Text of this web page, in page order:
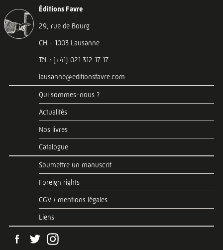
Éditions Favre
29, rue de Bourg
CH - 1003 Lausanne
Tél. : (+41) 021 312 17 17
lausanne@editionsfavre.com
Qui sommes-nous ?
Actualités
Nos livres
Catalogue
Soumettre un manuscrit
Foreign rights
CGV / mentions légales
Liens